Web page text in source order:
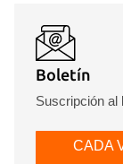
Boletín
Suscripción al
CADA